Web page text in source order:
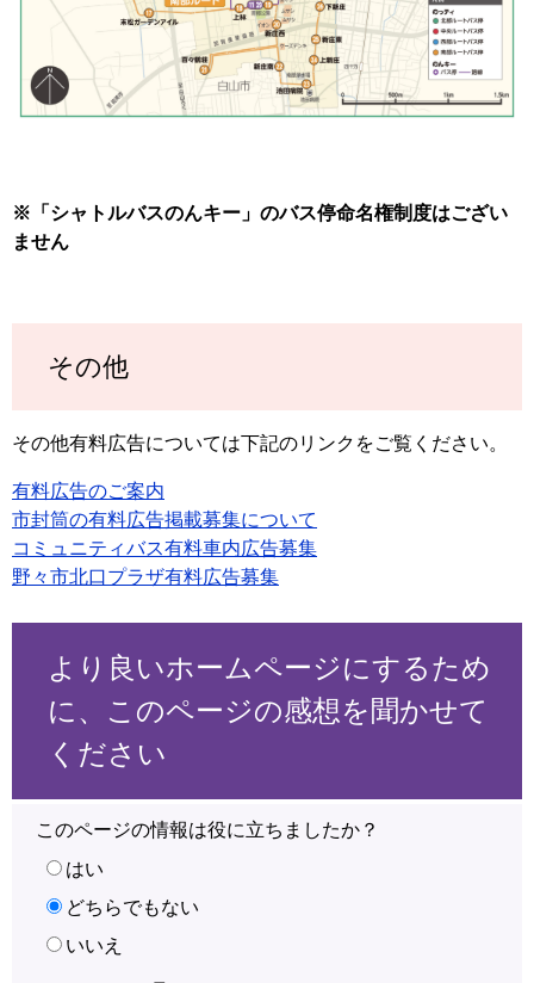
※「シャトルバスのんキー」のバス停命名権制度はござい
ません
その他
その他有料広告については下記のリンクをご覧ください。
有料広告のご案内
市封筒の有料広告掲載募集について
コミュニティバス有料車内広告募集
野々市北口プラザ有料広告募集
より良いホームページにするため
に、このページの感想を聞かせて
ください
このページの情報は役に立ちましたか？
はい
どちらでもない
いいえ